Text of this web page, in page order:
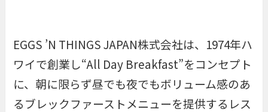
EGGS ’N THINGS JAPAN株式会社は、1974年ハ
ワイで創業し“All Day Breakfast”をコンセプト
に、朝に限らず昼でも夜でもボリューム感のあ
るブレックファーストメニューを提供するレス